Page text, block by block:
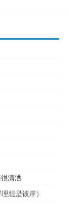
潇洒
想是彼岸）